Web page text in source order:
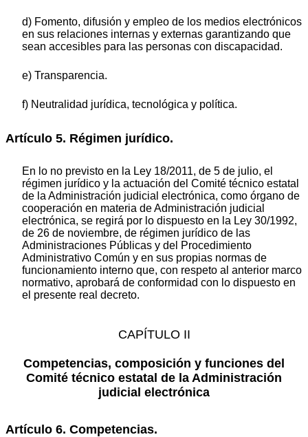
d) Fomento, difusión y empleo de los medios electrónicos
en sus relaciones internas y externas garantizando que
sean accesibles para las personas con discapacidad.
e) Transparencia.
f) Neutralidad jurídica, tecnológica y política.
Artículo 5. Régimen jurídico.
En lo no previsto en la Ley 18/2011, de 5 de julio, el
régimen jurídico y la actuación del Comité técnico estatal
de la Administración judicial electrónica, como órgano de
cooperación en materia de Administración judicial
electrónica, se regirá por lo dispuesto en la Ley 30/1992,
de 26 de noviembre, de régimen jurídico de las
Administraciones Públicas y del Procedimiento
Administrativo Común y en sus propias normas de
funcionamiento interno que, con respeto al anterior marco
normativo, aprobará de conformidad con lo dispuesto en
el presente real decreto.
CAPÍTULO II
Competencias, composición y funciones del
Comité técnico estatal de la Administración
judicial electrónica
Artículo 6. Competencias.